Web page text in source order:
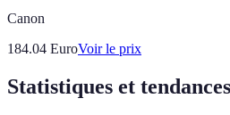
Canon
184.04 EuroVoir le prix
Statistiques et